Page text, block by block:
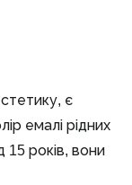
є
емалі рідних
15 років, вони